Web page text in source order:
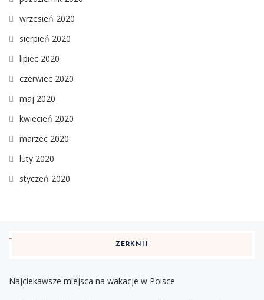
wrzesień 2020
sierpień 2020
lipiec 2020
czerwiec 2020
maj 2020
kwiecień 2020
marzec 2020
luty 2020
styczeń 2020
ZERKNIJ
Najciekawsze miejsca na wakacje w Polsce